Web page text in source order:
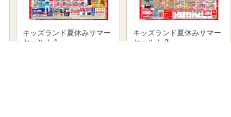
キッズランド夏休みサマー
セール！ 1
キッズランド夏休みサマー
セール！ 2